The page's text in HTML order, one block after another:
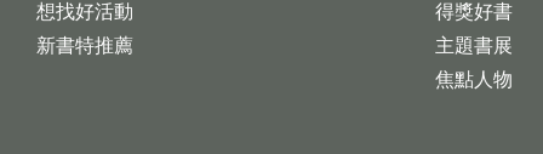
想找好活動
新書特推薦
得獎好書
主題書展
焦點人物